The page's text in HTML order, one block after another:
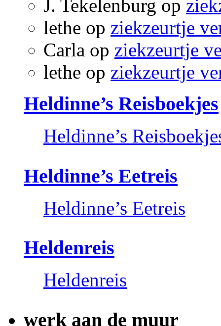
J. Tekelenburg op
lethe op ziekzeurtje
Carla op ziekzeurtje
lethe op ziekzeurtje
Heldinne’s Reisboekjes
Heldinne’s
Heldinne’s Eetreis
Heldinne’s Eetreis
Heldenreis
Heldenreis
werk aan de muur